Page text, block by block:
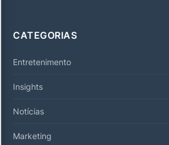
CATEGORIAS
Entretenimento
Insights
Notícias
Marketing